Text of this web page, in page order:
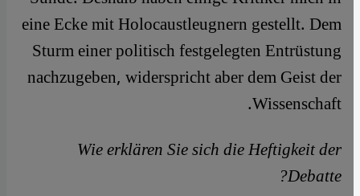
eine Ecke mit Holocaustleugnern gestellt. Dem
Sturm einer politisch festgelegten Entrüstung
nachzugeben, widerspricht aber dem Geist der
Wissenschaft.
Wie erklären Sie sich die Heftigkeit der
Debatte?